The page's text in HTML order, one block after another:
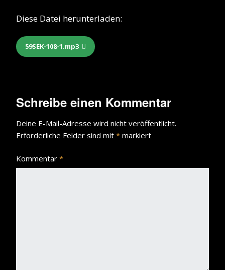
Diese Datei herunterladen:
59SEK-108-1.mp3
Schreibe einen Kommentar
Deine E-Mail-Adresse wird nicht veröffentlicht.
Erforderliche Felder sind mit * markiert
Kommentar *